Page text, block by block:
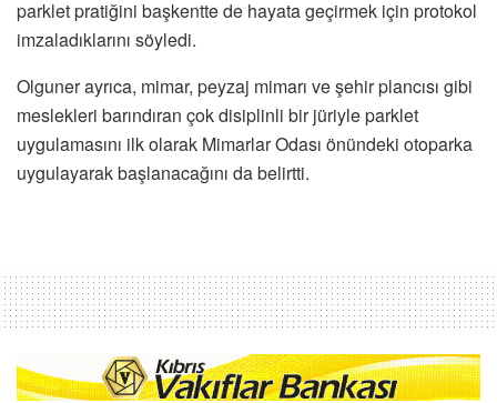
parklet pratiğini başkentte de hayata geçirmek için protokol
imzaladıklarını söyledi.
Olguner ayrıca, mimar, peyzaj mimarı ve şehir plancısı gibi
meslekleri barındıran çok disiplinli bir jüriyle parklet
uygulamasını ilk olarak Mimarlar Odası önündeki otoparka
uygulayarak başlanacağını da belirtti.